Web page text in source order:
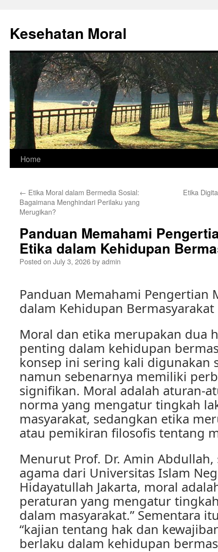
content
Kesehatan Moral
Home
← Etika Moral dalam Bermedia Sosial:
Bagaimana Menghindari Perilaku yang
Merugikan?
Etika
Panduan Memahami
Etika dalam Kehidupan
Posted on July 3, 2026byadmin
Panduan Memahami Pengertian
dalam Kehidupan Bermasyarakat
Moral dan etika merupakan dua
penting dalam kehidupan
konsep ini sering kali digunakan
namun sebenarnya memiliki
signifikan. Moral adalah aturan-
norma yang mengatur tingkah
masyarakat, sedangkan etika
atau pemikiran filosofis tentang
Menurut Prof. Dr. Amin
agama dari Universitas Islam
Hidayatullah Jakarta, moral
peraturan yang mengatur
dalam masyarakat.” Sementara
“kajian tentang hak dan
berlaku dalam kehidupan